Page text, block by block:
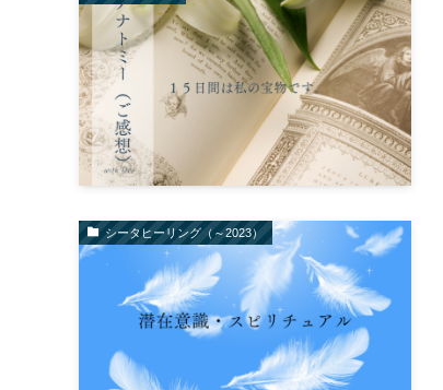
シータヒーリング（～2023）